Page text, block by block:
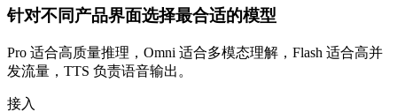
针对不同产品界面选择最合适的模型
Pro 适合高质量推理，Omni 适合多模态理解，Flash 适合高并
发流量，TTS 负责语音输出。
接入